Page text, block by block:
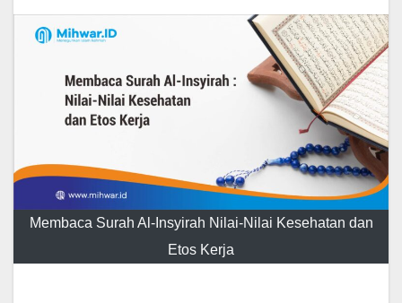
Membaca Surah Al-Insyirah Nilai-Nilai Kesehatan dan
Etos Kerja